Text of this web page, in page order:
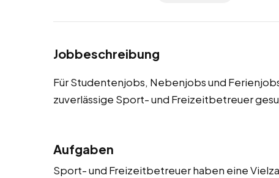
Jobbeschreibung
Für Studentenjobs, Nebenjobs und
zuverlässige Sport- und Freizeitbetreuer
Aufgaben
Sport- und Freizeitbetreuer haben eine